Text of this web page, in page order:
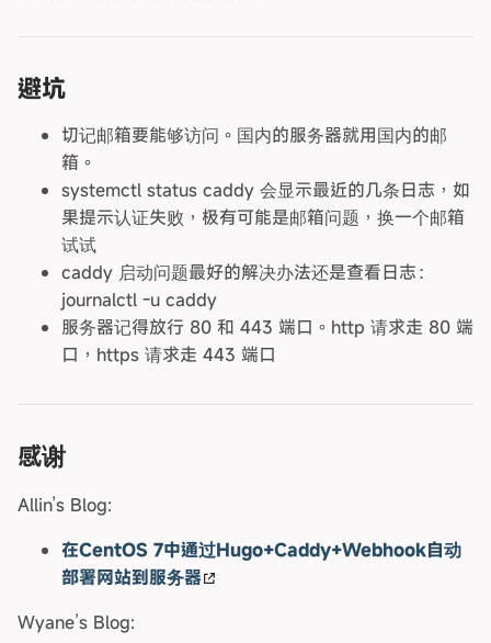
避坑
切记邮箱要能够访问。国内的服务器就用国内的邮
箱。
systemctl status caddy 会显示最近的几条日志，如
果提示认证失败，极有可能是邮箱问题，换一个邮箱
试试
caddy 启动问题最好的解决办法还是查看日志：
journalctl -u caddy
服务器记得放行 80 和 443 端口。http 请求走 80 端
口，https 请求走 443 端口
感谢
Allin’s Blog:
在CentOS 7中通过Hugo+Caddy+Webhook自动
部署网站到服务器
Wyane’s Blog: